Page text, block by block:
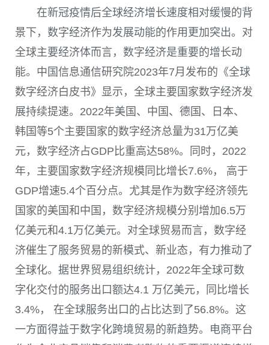
在新冠疫情后全球经济增长速度相对缓慢的背
景下，数字经济作为发展动能的作用更加突出。对
全球主要经济体而言，数字经济是重要的增长动
能。中国信息通信研究院2023年7月发布的《全球
数字经济白皮书》显示，全球主要国家数字经济发
展持续提速。2022年美国、中国、德国、日本、
韩国等5个主要国家的数字经济总量为31万亿美
元，数字经济占GDP比重高达58%。同时，2022
年，主要国家数字经济规模同比增长7.6%， 高于
GDP增速5.4个百分点。尤其是作为数字经济领先
国家的美国和中国，数字经济规模分别增加6.5万
亿美元和4.1万亿美元。对全球贸易而言，数字经
济催生了服务贸易的新模式、新业态，有力推动了
全球化。据世界贸易组织统计，2022年全球可数
字化交付的服务出口额达4.1 万亿美元，同比增长
3.4%， 在全球服务出口的占比达到了56.8%。这
一方面得益于数字化跨境贸易的新趋势。电商平台